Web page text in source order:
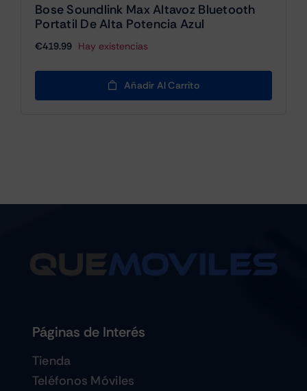
Bose Soundlink Max Altavoz Bluetooth
Portatil De Alta Potencia Azul
€419.99 Hay existencias
Añadir Al Carrito
Páginas de Interés
Tienda
Teléfonos Móviles